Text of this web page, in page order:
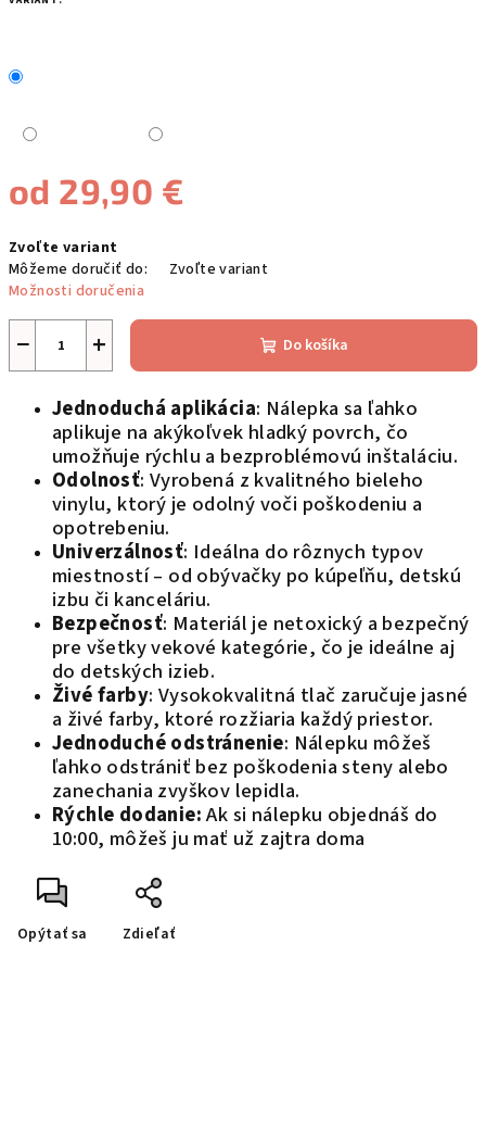
od 29,90 €
cena:
Zvoľte variant
Môžeme doručiť do:
Zvoľte variant
Možnosti doručenia
+
− Do košíka
Jednoduchá aplikácia: Nálepka sa ľahko
aplikuje na akýkoľvek hladký povrch, čo
umožňuje rýchlu a bezproblémovú inštaláciu.
Odolnosť: Vyrobená z kvalitného bieleho
vinylu, ktorý je odolný voči poškodeniu a
opotrebeniu.
Univerzálnosť: Ideálna do rôznych typov
miestností – od obývačky po kúpeľňu, detskú
izbu či kanceláriu.
Bezpečnosť: Materiál je netoxický a bezpečný
pre všetky vekové kategórie, čo je ideálne aj
do detských izieb.
Živé farby: Vysokokvalitná tlač zaručuje jasné
a živé farby, ktoré rozžiaria každý priestor.
Jednoduché odstránenie: Nálepku môžeš
ľahko odstrániť bez poškodenia steny alebo
zanechania zvyškov lepidla.
Rýchle dodanie:Ak si nálepku objednáš do
10:00, môžeš ju mať už zajtra doma
Opýtať sa Zdieľať